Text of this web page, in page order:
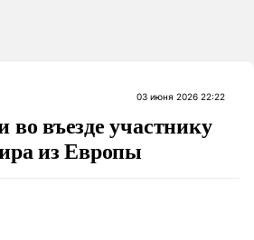
03 июня 2026 22:22
въезде участнику
из Европы